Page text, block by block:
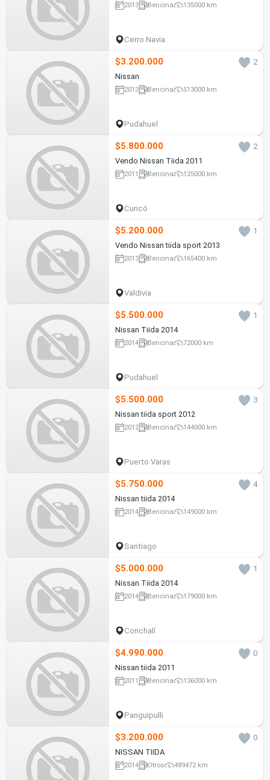
2013 Bencina 135000 km
Cerro Navia
$3.200.000
2
Nissan
2013 Bencina 513000 km
Pudahuel
$5.800.000
2
Vendo Nissan Tiida 2011
2011 Bencina 125000 km
Curicó
$5.200.000
1
Vendo Nissan tiida sport 2013
2013 Bencina 165400 km
Valdivia
$5.500.000
1
Nissan Tiida 2014
2014 Bencina 72000 km
Pudahuel
$5.500.000
3
Nissan tiida sport 2012
2012 Bencina 144000 km
Puerto Varas
$5.750.000
4
Nissan tiida 2014
2014 Bencina 149000 km
Santiago
$5.000.000
1
Nissan Tiida 2014
2014 Bencina 179000 km
Conchalí
$4.990.000
0
Nissan tiida 2011
2011 Bencina 136000 km
Panguipulli
$3.200.000
0
NISSAN TIIDA
2014 Otros 489472 km